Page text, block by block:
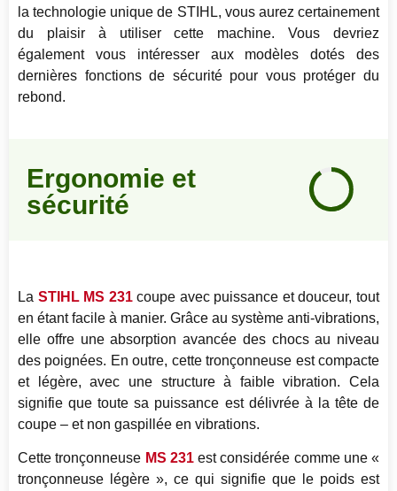
la technologie unique de STIHL, vous aurez certainement
du plaisir à utiliser cette machine. Vous devriez
également vous intéresser aux modèles dotés des
dernières fonctions de sécurité pour vous protéger du
rebond.
Ergonomie et
sécurité
avis
91%
La STIHL MS 231coupe avec puissance et douceur, tout
en étant facile à manier. Grâce au système anti-vibrations,
elle offre une absorption avancée des chocs au niveau
des poignées. En outre, cette tronçonneuse est compacte
et légère, avec une structure à faible vibration. Cela
signifie que toute sa puissance est délivrée à la tête de
coupe – et non gaspillée en vibrations.
Cette tronçonneuse MS 231est considérée comme une «
tronçonneuse légère », ce qui signifie que le poids est